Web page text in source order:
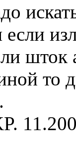
если
шток
то